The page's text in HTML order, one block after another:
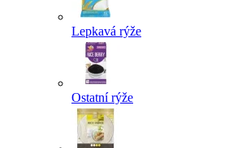
Lepkavá rýže
Ostatní rýže